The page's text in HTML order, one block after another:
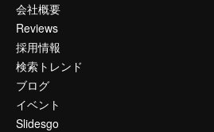
会社概要
Reviews
採用情報
検索トレンド
ブログ
イベント
Slidesgo